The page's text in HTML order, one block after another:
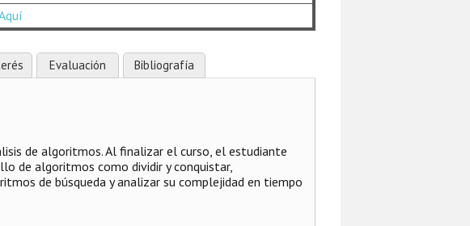
Evaluación Bibliografía
de algoritmos. Al finalizar el curso, el estudiante
de algoritmos como dividir y conquistar,
de búsqueda y analizar su complejidad en tiempo